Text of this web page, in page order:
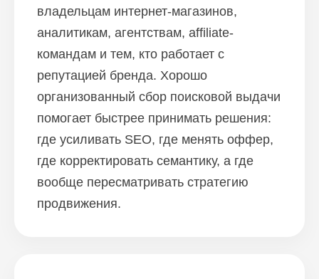
владельцам интернет-магазинов,
аналитикам, агентствам, affiliate-
командам и тем, кто работает с
репутацией бренда. Хорошо
организованный сбор поисковой выдачи
помогает быстрее принимать решения:
где усиливать SEO, где менять оффер,
где корректировать семантику, а где
вообще пересматривать стратегию
продвижения.